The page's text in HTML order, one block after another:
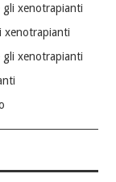
gli xenotrapianti
xenotrapianti
gli xenotrapianti